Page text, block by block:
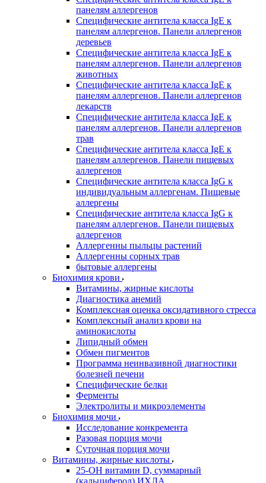
панелям аллергенов
Специфические антитела класса IgE к
панелям аллергенов. Панели аллергенов
деревьев
Специфические антитела класса IgE к
панелям аллергенов. Панели аллергенов
животных
Специфические антитела класса IgE к
панелям аллергенов. Панели аллергенов
лекарств
Специфические антитела класса IgE к
панелям аллергенов. Панели аллергенов
трав
Специфические антитела класса IgE к
панелям аллергенов. Панели пищевых
аллергенов
Специфические антитела класса IgG к
индивидуальным аллергенам. Пищевые
аллергены
Специфические антитела класса IgG к
панелям аллергенов. Панели пищевых
аллергенов
Аллергенны пыльцы растений
Аллергенны сорных трав
бытовые аллергены
Биохимия крови
Витамины, жирные кислоты
Диагностика анемий
Комплексная оценка оксидативного стресса
Комплексный анализ крови на
аминокислоты
Липидный обмен
Обмен пигментов
Программа неинвазивной диагностики
болезней печени
Специфические белки
Ферменты
Электролиты и микроэлементы
Биохимия мочи
Исследование конкремента
Разовая порция мочи
Суточная порция мочи
Витамины, жирные кислоты
25-OH витамин D, суммарный
(кальциферол) ИХЛА